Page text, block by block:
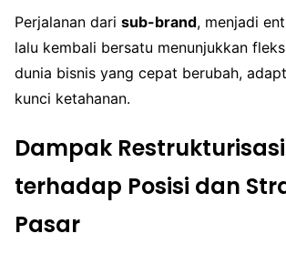
Perjalanan dari sub-brand, menjadi
lalu kembali bersatu menunjukkan
dunia bisnis yang cepat berubah,
kunci ketahanan.
Dampak Restrukturisasi
terhadap Posisi dan
Pasar